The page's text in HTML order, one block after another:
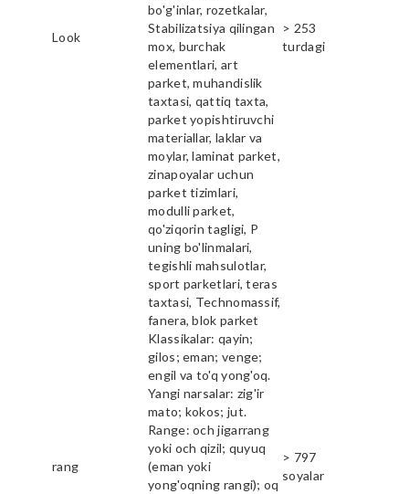
Look
bo'g'inlar, rozetkalar,
Stabilizatsiya qilingan
mox, burchak
elementlari, art
parket, muhandislik
taxtasi, qattiq taxta,
parket yopishtiruvchi
materiallar, laklar va
moylar, laminat parket,
zinapoyalar uchun
parket tizimlari,
modulli parket,
qo'ziqorin tagligi, P
uning bo'linmalari,
tegishli mahsulotlar,
sport parketlari, teras
taxtasi, Technomassif,
fanera, blok parket
> 253
turdagi
rang
Klassikalar: qayin;
gilos; eman; venge;
engil va to'q yong'oq.
Yangi narsalar: zig'ir
mato; kokos; jut.
Range: och jigarrang
yoki och qizil; quyuq
(eman yoki
yong'oqning rangi); oq
> 797
soyalar